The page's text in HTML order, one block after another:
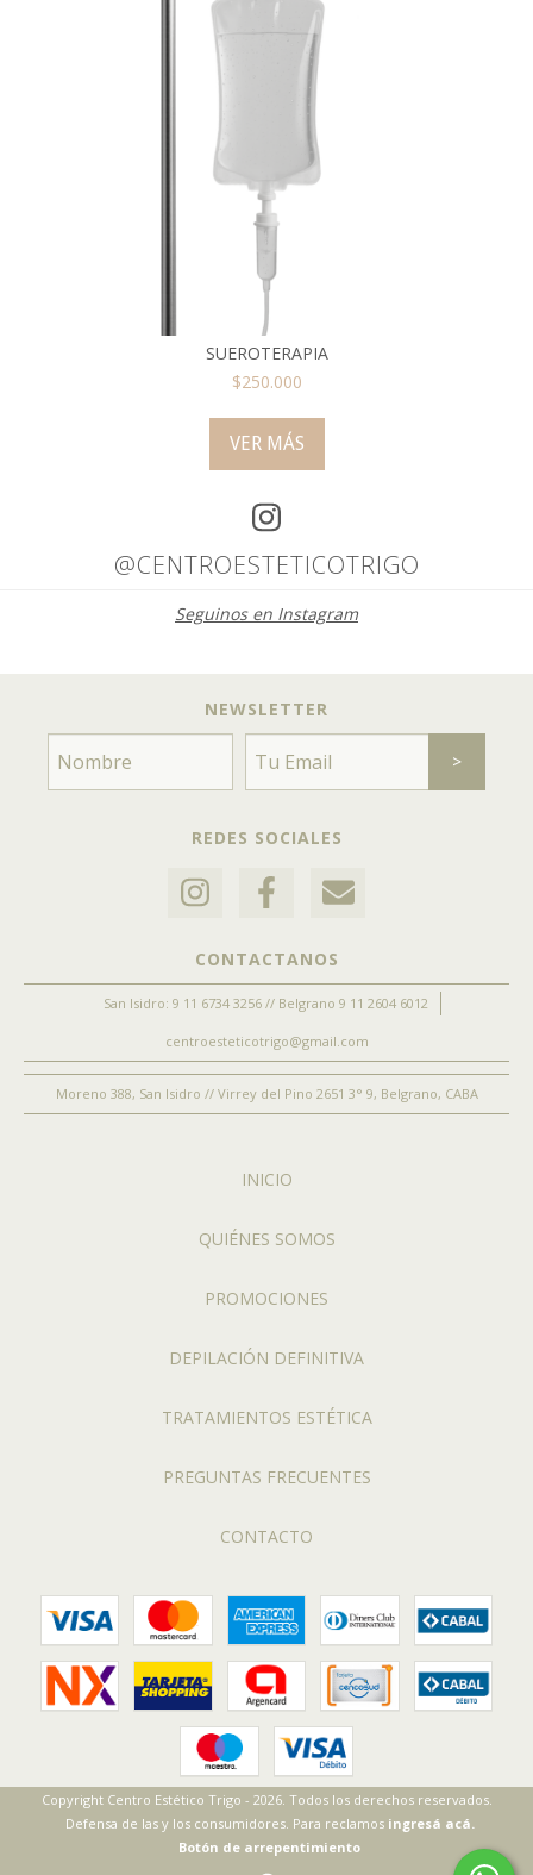
SUEROTERAPIA
$250.000
VER MÁS
@CENTROESTETICOTRIGO
Seguinos en Instagram
NEWSLETTER
REDES SOCIALES
CONTACTANOS
San Isidro: 9 11 6734 3256 // Belgrano 9 11 2604 6012
centroesteticotrigo@gmail.com
Moreno 388, San Isidro // Virrey del Pino 2651 3° 9, Belgrano, CABA
INICIO
QUIÉNES SOMOS
PROMOCIONES
DEPILACIÓN DEFINITIVA
TRATAMIENTOS ESTÉTICA
PREGUNTAS FRECUENTES
CONTACTO
Copyright Centro Estético Trigo - 2026. Todos los derechos reservados.
Defensa de las y los consumidores. Para reclamos ingresá acá.
Botón de arrepentimiento